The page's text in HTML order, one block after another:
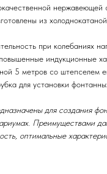
нержавеющей
из
при колебаниях
индукционные
5 метров со штепселем
для установки
для создания
Преимуществами
оптимальные